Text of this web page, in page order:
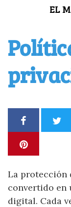
EL
La protección
convertido en
digital. Cada